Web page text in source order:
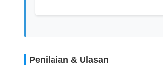
Penilaian & Ulasan